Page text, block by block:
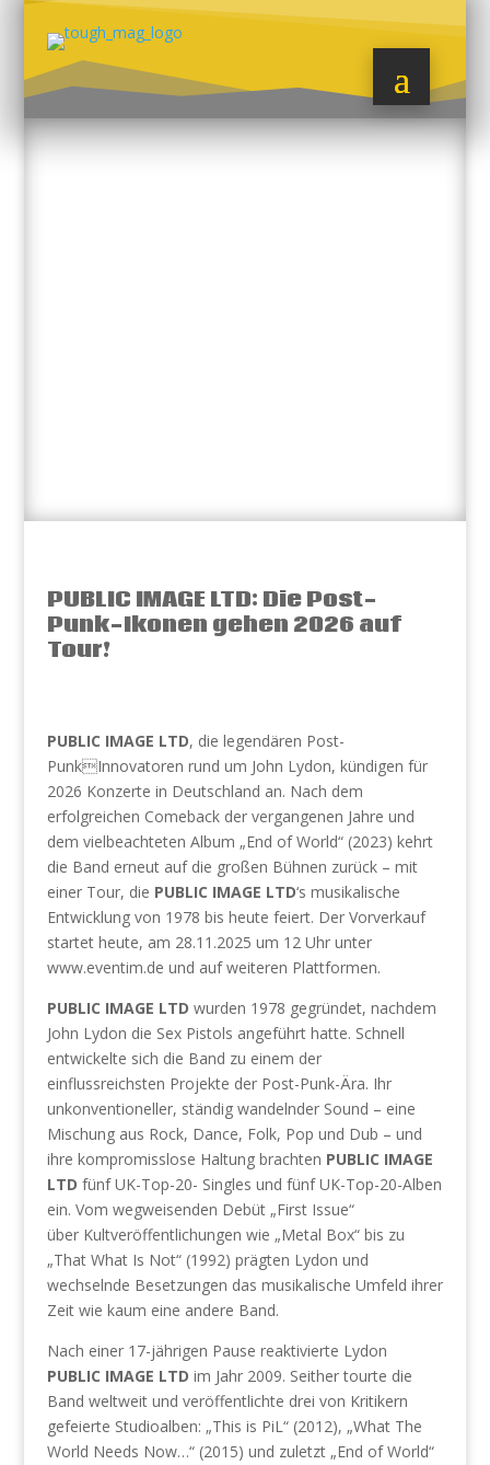
PUBLIC IMAGE LTD: Die Post-
Punk-Ikonen gehen 2026 auf
Tour!
PUBLIC IMAGE LTD, die legendären Post-
PunkInnovatoren rund um John Lydon, kündigen für
2026 Konzerte in Deutschland an. Nach dem
erfolgreichen Comeback der vergangenen Jahre und
dem vielbeachteten Album „End of World“ (2023) kehrt
die Band erneut auf die großen Bühnen zurück – mit
einer Tour, die PUBLIC IMAGE LTD‘s musikalische
Entwicklung von 1978 bis heute feiert. Der Vorverkauf
startet heute, am 28.11.2025 um 12 Uhr unter
www.eventim.de und auf weiteren Plattformen.
PUBLIC IMAGE LTD wurden 1978 gegründet, nachdem
John Lydon die Sex Pistols angeführt hatte. Schnell
entwickelte sich die Band zu einem der
einflussreichsten Projekte der Post-Punk-Ära. Ihr
unkonventioneller, ständig wandelnder Sound – eine
Mischung aus Rock, Dance, Folk, Pop und Dub – und
ihre kompromisslose Haltung brachten PUBLIC IMAGE
LTD fünf UK-Top-20- Singles und fünf UK-Top-20-Alben
ein. Vom wegweisenden Debüt „First Issue“
über Kultveröffentlichungen wie „Metal Box“ bis zu
„That What Is Not“ (1992) prägten Lydon und
wechselnde Besetzungen das musikalische Umfeld ihrer
Zeit wie kaum eine andere Band.
Nach einer 17-jährigen Pause reaktivierte Lydon
PUBLIC IMAGE LTD im Jahr 2009. Seither tourte die
Band weltweit und veröffentlichte drei von Kritikern
gefeierte Studioalben: „This is PiL“ (2012), „What The
World Needs Now…“ (2015) und zuletzt „End of World“